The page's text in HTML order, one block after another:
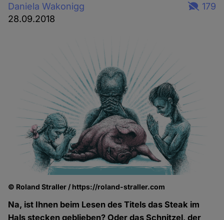
Daniela Wakonigg
28.09.2018
179
© Roland Straller / https://roland-straller.com
Na, ist Ihnen beim Lesen des Titels das Steak im
Hals stecken geblieben? Oder das Schnitzel, der